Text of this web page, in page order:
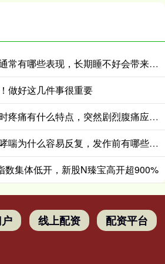
海通众合 睡眠障碍通常有哪些表现，长期睡不好会带来什么影响
做好这几件事很重要
淘优配 胃穿孔发作时疼痛有什么特点，突然剧烈腹痛应如何紧急处理
创赢盘交易 支气管哮喘为什么容易反复，发作前有哪些预警表现
数集体低开，新股N臻宝高开超900%
线上配资
配资平台